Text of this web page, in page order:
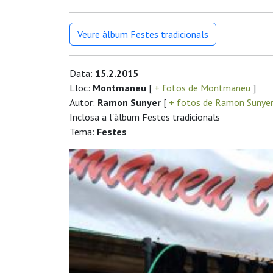
Veure àlbum Festes tradicionals
Data: 15.2.2015
Lloc: Montmaneu [ + fotos de Montmaneu ]
Autor: Ramon Sunyer [ + fotos de Ramon
Inclosa a l'àlbum Festes tradicionals
Tema: Festes